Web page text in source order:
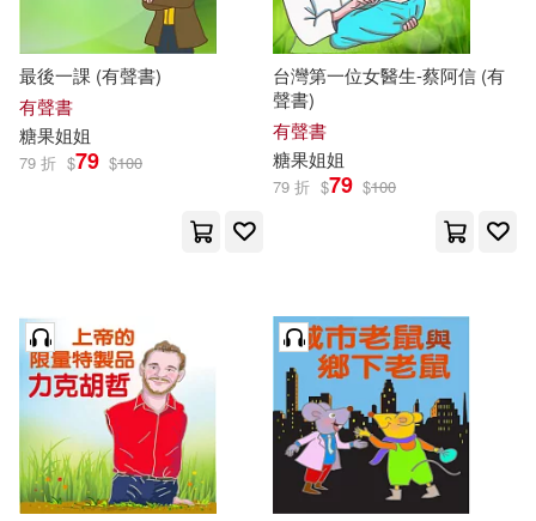
最後一課 (有聲書)
有聲書
糖果姐姐
79 折 $79 $100
台灣第一位女醫生-蔡阿信 (有
聲書)
有聲書
糖果姐姐
79 折 $79 $100